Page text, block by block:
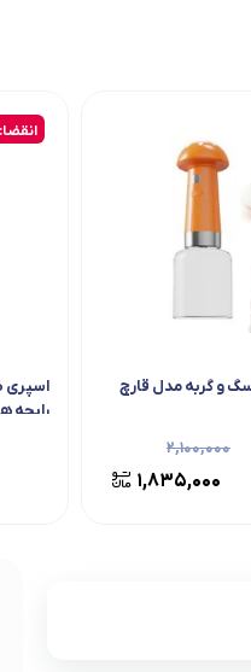
و گربه مدل قارچ
۲,۱۰۰,۰۰۰
۱,۸۳۵,۰۰۰
انقضا: 2026/
اسپری
رایحه هلو